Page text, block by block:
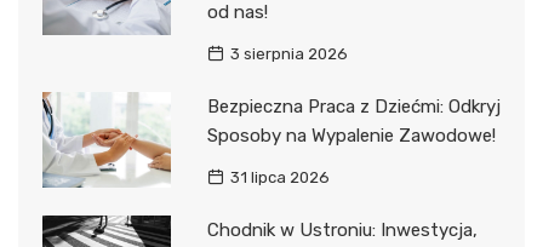
od nas!
3 sierpnia 2026
Bezpieczna Praca z Dziećmi: Odkryj
Sposoby na Wypalenie Zawodowe!
31 lipca 2026
Chodnik w Ustroniu: Inwestycja,